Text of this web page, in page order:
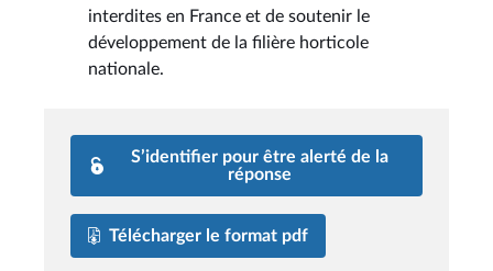
interdites en France et de soutenir le
développement de la filière horticole
nationale.
S’identifier pour être alerté de la
réponse
Télécharger le format pdf